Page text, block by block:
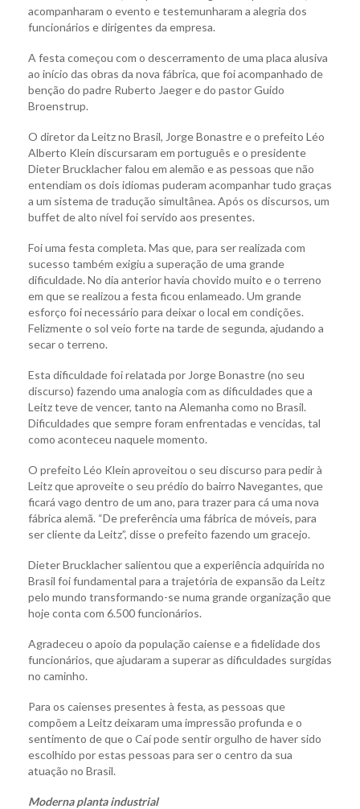
acompanharam o evento e testemunharam a alegria dos
funcionários e dirigentes da empresa.
A festa começou com o descerramento de uma placa alusiva
ao início das obras da nova fábrica, que foi acompanhado de
benção do padre Ruberto Jaeger e do pastor Guido
Broenstrup.
O diretor da Leitz no Brasil, Jorge Bonastre e o prefeito Léo
Alberto Klein discursaram em português e o presidente
Dieter Brucklacher falou em alemão e as pessoas que não
entendiam os dois idiomas puderam acompanhar tudo graças
a um sistema de tradução simultânea. Após os discursos, um
buffet de alto nível foi servido aos presentes.
Foi uma festa completa. Mas que, para ser realizada com
sucesso também exigiu a superação de uma grande
dificuldade. No dia anterior havia chovido muito e o terreno
em que se realizou a festa ficou enlameado. Um grande
esforço foi necessário para deixar o local em condições.
Felizmente o sol veio forte na tarde de segunda, ajudando a
secar o terreno.
Esta dificuldade foi relatada por Jorge Bonastre (no seu
discurso) fazendo uma analogia com as dificuldades que a
Leitz teve de vencer, tanto na Alemanha como no Brasil.
Dificuldades que sempre foram enfrentadas e vencidas, tal
como aconteceu naquele momento.
O prefeito Léo Klein aproveitou o seu discurso para pedir à
Leitz que aproveite o seu prédio do bairro Navegantes, que
ficará vago dentro de um ano, para trazer para cá uma nova
fábrica alemã. “De preferência uma fábrica de móveis, para
ser cliente da Leitz”, disse o prefeito fazendo um gracejo.
Dieter Brucklacher salientou que a experiência adquirida no
Brasil foi fundamental para a trajetória de expansão da Leitz
pelo mundo transformando-se numa grande organização que
hoje conta com 6.500 funcionários.
Agradeceu o apoio da população caiense e a fidelidade dos
funcionários, que ajudaram a superar as dificuldades surgidas
no caminho.
Para os caienses presentes à festa, as pessoas que
compõem a Leitz deixaram uma impressão profunda e o
sentimento de que o Caí pode sentir orgulho de haver sido
escolhido por estas pessoas para ser o centro da sua
atuação no Brasil.
Moderna planta industrial